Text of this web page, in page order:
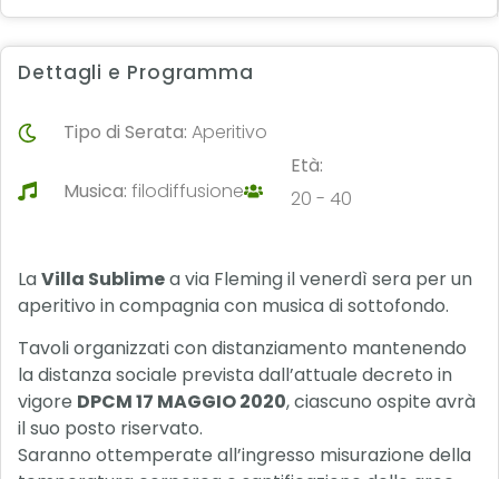
Dettagli e Programma
Tipo di Serata:Aperitivo
Musica:filodiffusione
Età:
20 - 40
LaVilla Sublimea via Fleming il venerdì sera per un
aperitivo in compagnia con musica di sottofondo.
Tavoli organizzati con distanziamento mantenendo
la distanza sociale prevista dall’attuale decreto in
vigore DPCM 17 MAGGIO 2020, ciascuno ospite avrà
il suo posto riservato.
Saranno ottemperate all’ingresso misurazione della